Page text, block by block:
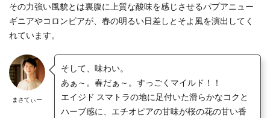
その力強い風貌とは裏腹に上質な酸味を感じさせるパプアニュー
ギニアやコロンビアが、春の明るい日差しとそよ風を演出してく
れています。
まさてぃー
そして、味わい。
あぁ～。春だぁ～。すっごくマイルド！！
エイジド スマトラの地に足付いた滑らかなコクと
ハーブ感に、エチオピアの甘味が桜の花の甘い香